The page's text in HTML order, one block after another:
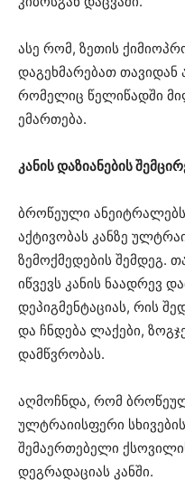
ასე რომ, ზეთის
დაგეხმარებათ
რომელიც წელიწადში
ემართება.
კანის დაზიანების
ბროწეული
აქტივობას კანზე
ზემოქმედების შემდეგ.
იწვევს კანის ნაადრევ
დეპიგმენტაციას, რის
და ჩნდება ლაქები,
დამწვრობას.
აღმოჩნდა, რომ
ულტრაიისფერი
შემაერთებელი
დეგრადაციას კანში.